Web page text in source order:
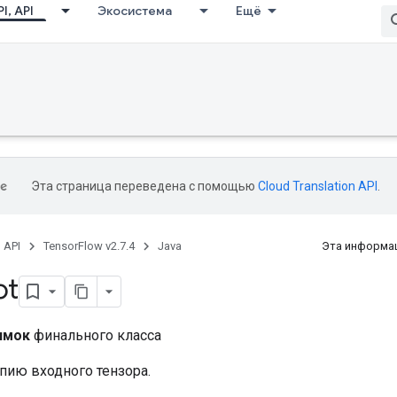
API Экосистема Ещё
Эта страница переведена с помощью Cloud Translation API
API TensorFlow v2.7.4 Java Эта
финального класса
входного тензора.